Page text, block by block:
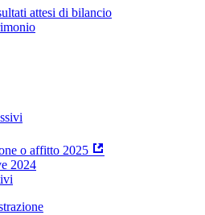
attesi di bilancio
o affitto 2025
2024